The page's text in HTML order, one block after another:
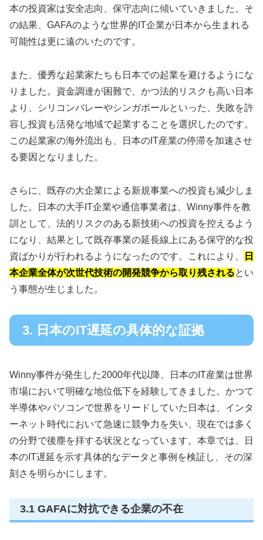
本の投資家は安全志向、保守志向に傾いていきました。そ
の結果、GAFAのような世界的IT企業が日本から生まれる
可能性は更に遠のいたのです。
また、優秀な起業家たちも日本での起業を避けるようにな
りました。資金調達が困難で、かつ法的リスクも高い日本
より、シリコンバレーやシンガポールといった、失敗を許
容し投資も活発な地域で起業することを選択したのです。
この起業家の海外流出も、日本のIT産業の停滞を加速させ
る要因となりました。
さらに、既存の大企業による新規事業への投資も減少しま
した。日本の大手IT企業や通信事業者は、Winny事件を教
訓として、法的リスクのある新技術への投資を控えるよう
になり、結果として既存事業の延長線上にある保守的な投
資ばかりが行われるようになったのです。これにより、
日
本企業全体が次世代技術の開発競争から取り残されるとい
う事態が生じました。
3. 日本のIT遅延の具体的な証拠
Winny事件が発生した2000年代以降、日本のIT産業は世界
市場において明確な地位低下を経験してきました。かつて
半導体やパソコンで世界をリードしていた日本は、インタ
ーネット時代において急速に競争力を失い、現在では多く
の分野で後塵を拝する状況となっています。本章では、日
本のIT遅延を示す具体的なデータと事例を検証し、その深
刻さを明らかにします。
3.1 GAFAに対抗できる企業の不在